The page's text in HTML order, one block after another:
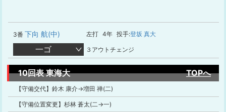
3番 下向 航(中) 左打 4年 投手:登坂 真大
一ゴ ３アウトチェンジ
10回表 東海大 TOPへ
【守備交代】鈴木 康介→増田 禅(二)
【守備位置変更】杉林 蒼太(二→一)